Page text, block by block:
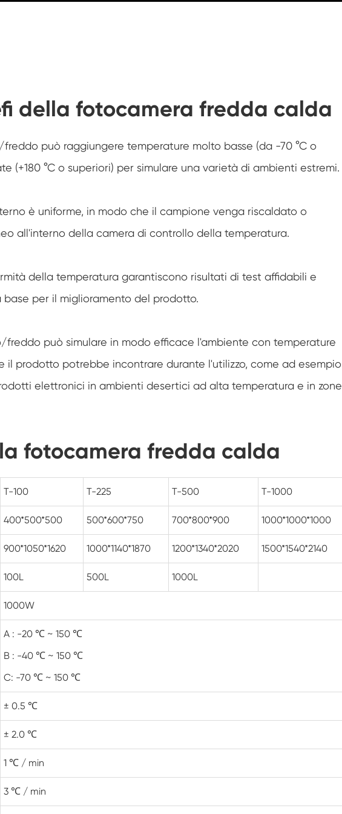
Camera a temperatura costante
invecchiamento dell'idrolisi
dell'umidità costante
Camera di condizionamento dell'aria a
Camera di altitudine di temperatura
Camera di prova per il degrado fotovoltaico
Camera di condizionamento
Camera di umidità calda e fredda
della fotocamera fredda calda
può raggiungere temperature molto basse (da -70 °C o
(+180 °C o superiori) per simulare una varietà di ambienti estremi.
è uniforme, in modo che il campione venga riscaldato o
all'interno della camera di controllo della temperatura.
della temperatura garantiscono risultati di test affidabili e
per il miglioramento del prodotto.
può simulare in modo efficace l'ambiente con temperature
il prodotto potrebbe incontrare durante l'utilizzo, come ad esempio
elettronici in ambienti desertici ad alta temperatura e in zone
fotocamera fredda calda
T-100 T-225 T-500 T-1000
400*500*500 500*600*750 700*800*900 1000*1000*1000
900*1050*1620 1000*1140*1870 1200*1340*2020 1500*1540*2140
100L 500L 1000L
1000W
A : -20 ℃ ~ 150 ℃
B : -40 ℃ ~ 150 ℃
C: -70 ℃ ~ 150 ℃
± 0.5 ℃
± 2.0 ℃
1 ℃ / min
3 ℃ / min